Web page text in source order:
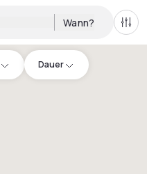
Wann? Alle
Dauer